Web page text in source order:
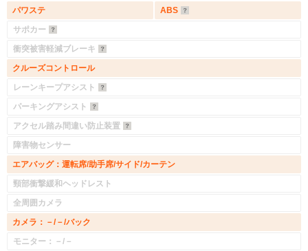
パワステ
ABS
サポカー
衝突被害軽減ブレーキ
クルーズコントロール
レーンキープアシスト
パーキングアシスト
アクセル踏み間違い防止装置
障害物センサー
エアバッグ：運転席/助手席/サイド/カーテン
頸部衝撃緩和ヘッドレスト
全周囲カメラ
カメラ：－/－/バック
モニター：－/－